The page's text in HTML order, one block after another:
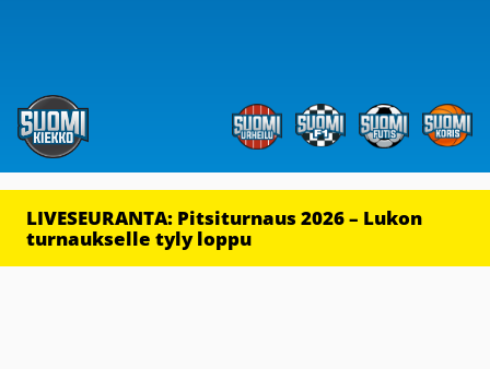
LIVESEURANTA: Pitsiturnaus 2026 – Lukon
turnaukselle tyly loppu